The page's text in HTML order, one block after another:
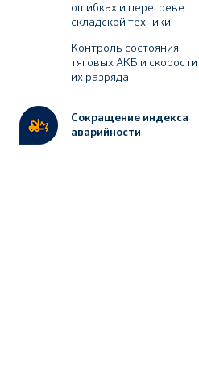
ошибках и перегреве
складской техники
Контроль состояния
тяговых АКБ и скорости
их разряда
Сокращение индекса
аварийности